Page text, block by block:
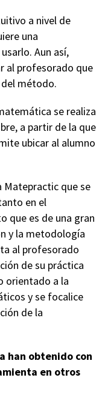
a nivel de
una
Aun así,
al profesorado que
método.
se realiza
a partir de la que
ubicar al alumno
Matepractic que se
en el
que es de una gran
y la metodología
al profesorado
de su práctica
orientado a la
y se focalice
de la
han obtenido con
en otros